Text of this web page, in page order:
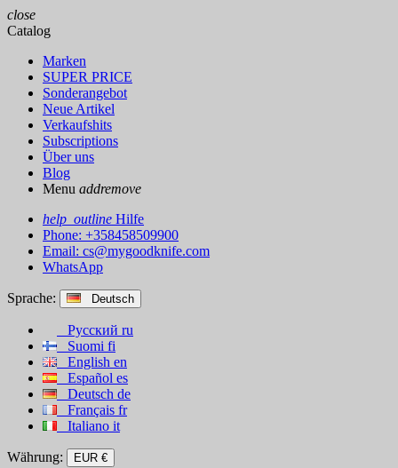
close
Catalog
Marken
SUPER PRICE
Sonderangebot
Neue Artikel
Verkaufshits
Subscriptions
Über uns
Blog
Menu addremove
help_outline Hilfe
Phone: +358458509900
Email: cs@mygoodknife.com
WhatsApp
Sprache: Deutsch
Русский ru
Suomi fi
English en
Español es
Deutsch de
Français fr
Italiano it
Währung: EUR €